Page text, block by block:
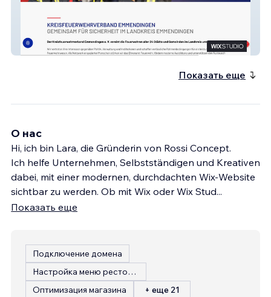
Kreisfeuerwehrverband Emmendingen
Показать еще
О нас
Hi, ich bin Lara, die Gründerin von Rossi Concept.
Ich helfe Unternehmen, Selbstständigen und Kreativen
dabei, mit einer modernen, durchdachten Wix-Website
sichtbar zu werden. Ob mit Wix oder Wix Stud...
Показать еще
Подключение домена
Настройка меню ресторана
Оптимизация магазина
+ еще 21